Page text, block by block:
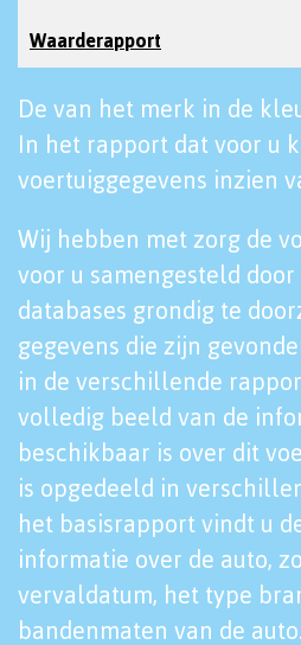
Waarderapport
De van het merk in de
In het rapport dat voor u
voertuiggegevens inzien
Wij hebben met zorg de
voor u samengesteld
databases grondig te
gegevens die zijn
in de verschillende
volledig beeld van de
beschikbaar is over dit
is opgedeeld in
het basisrapport vindt u
informatie over de auto,
vervaldatum, het type
bandenmaten van de